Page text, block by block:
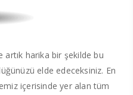
harika bir şekilde bu
elde edeceksiniz. En
içerisinde yer alan tüm